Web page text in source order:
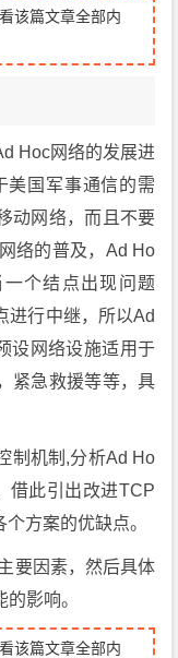
该篇文章全部内
Hoc网络的发展进
美国军事通信的需
动网络，而且不要
络的普及，Ad Ho
个结点出现问题
进行中继，所以Ad
设网络设施适用于
紧急救援等等，具
制机制,分析Ad Ho
借此引出改进TCP
方案的优缺点。
要因素，然后具体
影响。
该篇文章全部内